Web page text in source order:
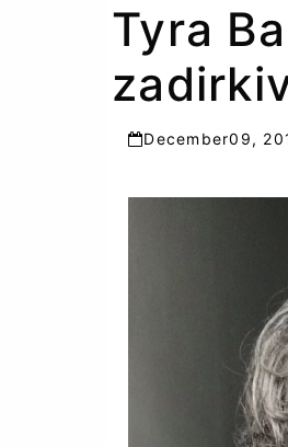
Tyra
December09,